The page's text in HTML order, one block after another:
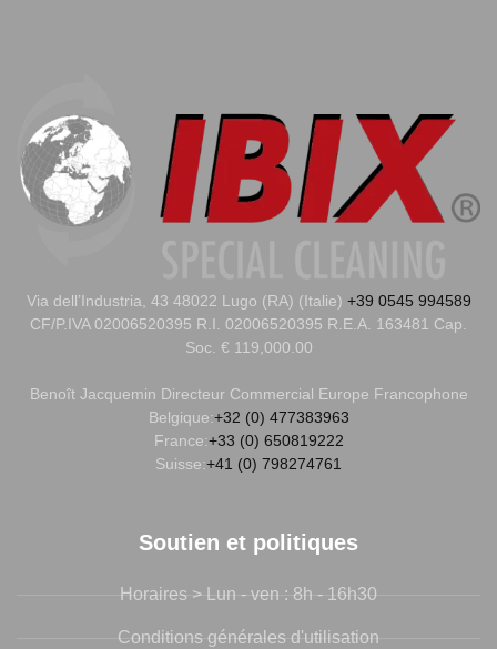
Via dell’Industria, 43 48022 Lugo (RA) (Italie) +39 0545 994589
CF/P.IVA 02006520395 R.I. 02006520395 R.E.A. 163481 Cap.
Soc. € 119,000.00
Benoît Jacquemin Directeur Commercial Europe Francophone
Belgique:+32 (0) 477383963
France:+33 (0) 650819222
Suisse:+41 (0) 798274761
Soutien et politiques
Horaires > Lun - ven : 8h - 16h30
Conditions générales d'utilisation